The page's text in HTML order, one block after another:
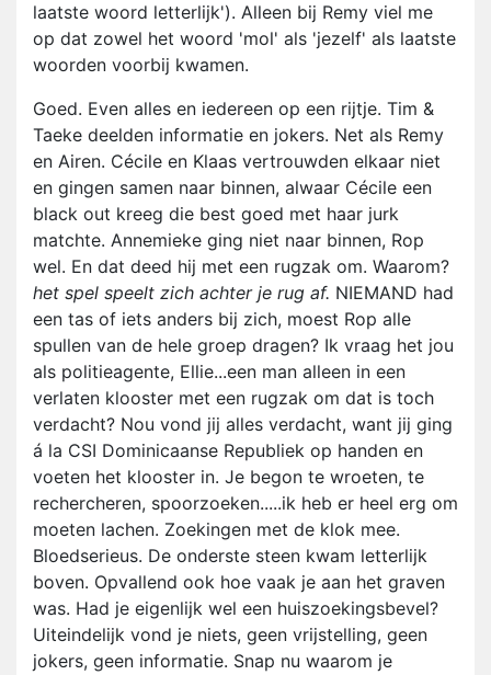
laatste woord letterlijk'). Alleen bij Remy viel me
op dat zowel het woord 'mol' als 'jezelf' als laatste
woorden voorbij kwamen.
Goed. Even alles en iedereen op een rijtje. Tim &
Taeke deelden informatie en jokers. Net als Remy
en Airen. Cécile en Klaas vertrouwden elkaar niet
en gingen samen naar binnen, alwaar Cécile een
black out kreeg die best goed met haar jurk
matchte. Annemieke ging niet naar binnen, Rop
wel. En dat deed hij met een rugzak om. Waarom?
het spel speelt zich achter je rug af. NIEMAND had
een tas of iets anders bij zich, moest Rop alle
spullen van de hele groep dragen? Ik vraag het jou
als politieagente, Ellie...een man alleen in een
verlaten klooster met een rugzak om dat is toch
verdacht? Nou vond jij alles verdacht, want jij ging
á la CSI Dominicaanse Republiek op handen en
voeten het klooster in. Je begon te wroeten, te
rechercheren, spoorzoeken.....ik heb er heel erg om
moeten lachen. Zoekingen met de klok mee.
Bloedserieus. De onderste steen kwam letterlijk
boven. Opvallend ook hoe vaak je aan het graven
was. Had je eigenlijk wel een huiszoekingsbevel?
Uiteindelijk vond je niets, geen vrijstelling, geen
jokers, geen informatie. Snap nu waarom je